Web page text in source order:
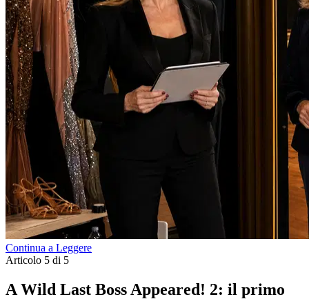
Continua a Leggere
Articolo 5 di 5
A Wild Last Boss Appeared! 2: il primo